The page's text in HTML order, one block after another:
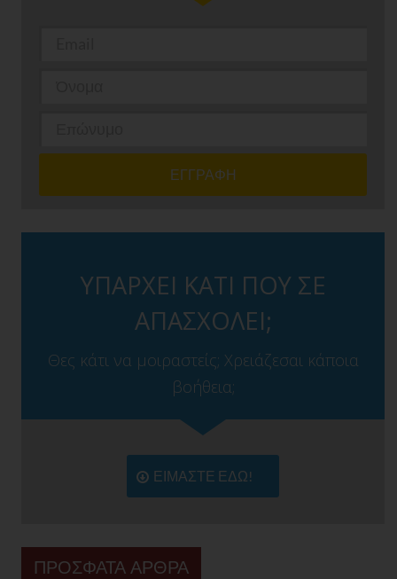
ΥΠΑΡΧΕΙ ΚΑΤΙ ΠΟΥ ΣΕ
ΑΠΑΣΧΟΛΕΙ;
Θες κάτι να μοιραστείς; Χρειάζεσαι κάποια
βοήθεια;
ΕΙΜΑΣΤΕ ΕΔΩ!
ΠΡΟΣΦΑΤΑ ΑΡΘΡΑ